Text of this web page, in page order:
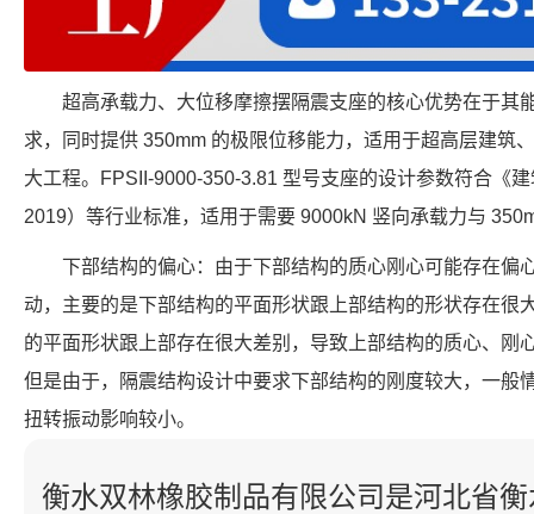
超高承载力、大位移摩擦摆隔震支座的核心优势在于其
求，同时提供 350mm 的极限位移能力，适用于超高层建筑
大工程。FPSII-9000-350-3.81 型号支座的设计参数符合《
2019）等行业标准，适用于需要 9000kN 竖向承载力与
下部结构的偏心：由于下部结构的质心刚心可能存在偏
动，主要的是下部结构的平面形状跟上部结构的形状存在很
的平面形状跟上部存在很大差别，导致上部结构的质心、刚
但是由于，隔震结构设计中要求下部结构的刚度较大，一般
扭转振动影响较小。
衡水双林橡胶制品有限公司是河北省